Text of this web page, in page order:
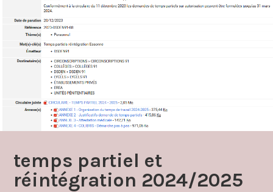
temps partiel et
réintégration 2024/2025